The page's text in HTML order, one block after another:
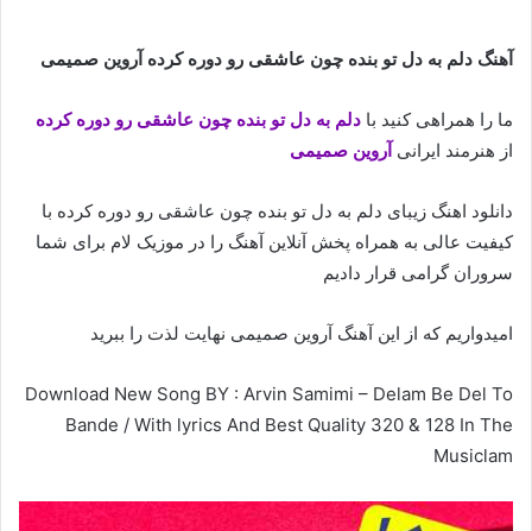
آهنگ دلم به دل تو بنده چون عاشقی رو دوره کرده آروین صمیمی
ما را همراهی کنید با دلم به دل تو بنده چون عاشقی رو دوره کرده
از هنرمند ایرانیآروین صمیمی
دانلود اهنگ زیبای دلم به دل تو بنده چون عاشقی رو دوره کرده با
کیفیت عالی به همراه پخش آنلاین آهنگ را در موزیک لام برای شما
سروران گرامی قرار دادیم
امیدواریم که از این آهنگ آروین صمیمی نهایت لذت را ببرید
Download New Song BY : Arvin Samimi – Delam Be Del To
Bande / With lyrics And Best Quality 320 & 128 In The
Musiclam